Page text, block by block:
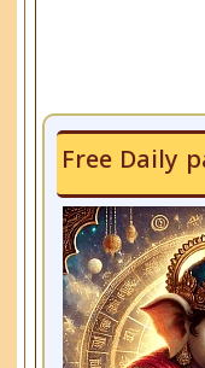
Free Daily